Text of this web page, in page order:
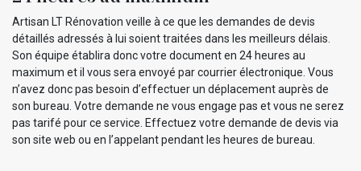
Artisan LT Rénovation veille à ce que les demandes de devis
détaillés adressés à lui soient traitées dans les meilleurs délais.
Son équipe établira donc votre document en 24 heures au
maximum et il vous sera envoyé par courrier électronique. Vous
n’avez donc pas besoin d’effectuer un déplacement auprès de
son bureau. Votre demande ne vous engage pas et vous ne serez
pas tarifé pour ce service. Effectuez votre demande de devis via
son site web ou en l’appelant pendant les heures de bureau.